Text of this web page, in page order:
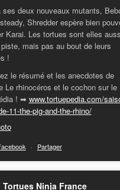
ses deux nouveaux mutants,
Shredder espère bien
Karai. Les tortues sont elles
mais pas au bout de leurs
!
le résumé et les anecdotes de
Le rhinocéros et le cochon sur le
! ➡ www.tortuepedia.com/
11-the-pig-and-the-rhino/
· Partager
Tortues Ninja France